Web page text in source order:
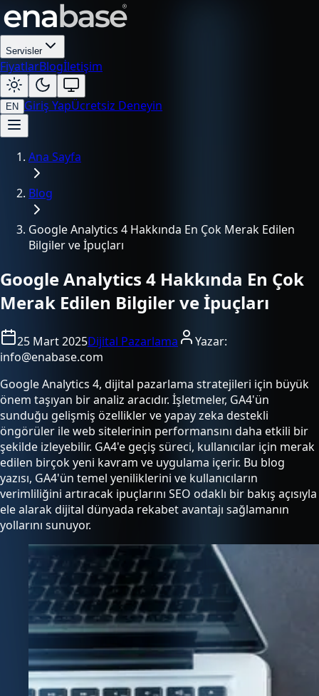
Servisler
FiyatlarBlogİletişim
EN Giriş YapÜcretsiz Deneyin
Ana Sayfa
Blog
Google Analytics 4 Hakkında En Çok Merak Edilen
Bilgiler ve İpuçları
Google Analytics 4 Hakkında En Çok
Merak Edilen Bilgiler ve İpuçları
25 Mart 2025Dijital Pazarlama
Yazar:
info@enabase.com
Google Analytics 4, dijital pazarlama stratejileri için büyük
önem taşıyan bir analiz aracıdır. İşletmeler, GA4'ün
sunduğu gelişmiş özellikler ve yapay zeka destekli
öngörüler ile web sitelerinin performansını daha etkili bir
şekilde izleyebilir. GA4'e geçiş süreci, kullanıcılar için merak
edilen birçok yeni kavram ve uygulama içerir. Bu blog
yazısı, GA4'ün temel yeniliklerini ve kullanıcıların
verimliliğini artıracak ipuçlarını SEO odaklı bir bakış açısıyla
ele alarak dijital dünyada rekabet avantajı sağlamanın
yollarını sunuyor.